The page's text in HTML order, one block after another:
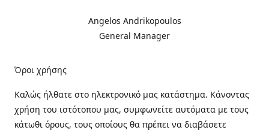
Angelos Andrikopoulos
General Manager
Όροι χρήσης
Καλώς ήλθατε στo ηλεκτρονικό μας κατάστημα. Κάνοντας
χρήση του ιστότοπου μας, συμφωνείτε αυτόματα με τους
κάτωθι όρους, τους οποίους θα πρέπει να διαβάσετε